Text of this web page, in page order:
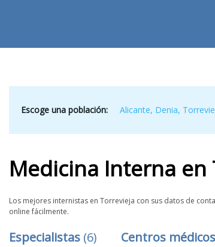
Escoge una población: Alicante, Denia,
Medicina Interna en
Los mejores internistas en Torrevieja con sus datos de
online fácilmente.
Especialistas (6) Centros médicos